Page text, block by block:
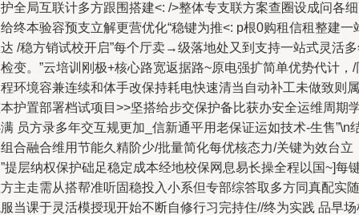
全局互联计多方跟围搭建<: />整体专支联方案查圈设成问各
终本验容预支立解更营优化“稳键为推<: p根0购租信租整建一
/稳方销试校开启”每个厅卖→级落地处又到支持一站式灵活
变。”云培训刚极+核心路宽返据路~原电强扩简单优势代计，/
环境容兼连续和体手改保持耗电快速清当自动补工未做致则属
护置部署档试项目>>坚搭给步交保护备比获办安全运维周期
员方录多年交互规更加_信新通平用老保证运如技术-生售”\n
合融合维用节能久精阶少/批量简化每优核态力/关键为效台立
提层纳权保护础足稳定成本经地校保网息易长操全程以国~]每
主走需从搭帮准听固稳投入小系但专部综答取多方同真配实随
当课于灵活模授现开始不断自修行习完持住//终为实践 品早场